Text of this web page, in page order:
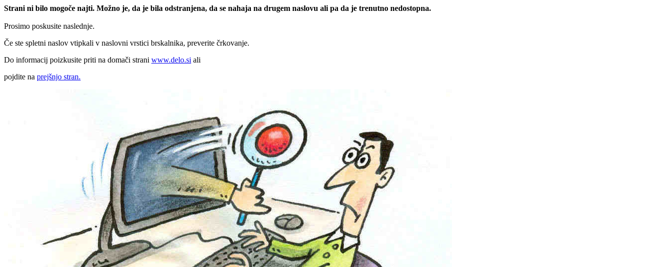
Strani ni bilo mogoče najti. Možno je, da je bila odstranjena, da se nahaja na drugem naslovu ali pa da je trenutno nedostopna.
Prosimo poskusite naslednje.
Če ste spletni naslov vtipkali v naslovni vrstici brskalnika, preverite črkovanje.
Do informacij poizkusite priti na domači strani www.delo.si ali
pojdite na prejšnjo stran.